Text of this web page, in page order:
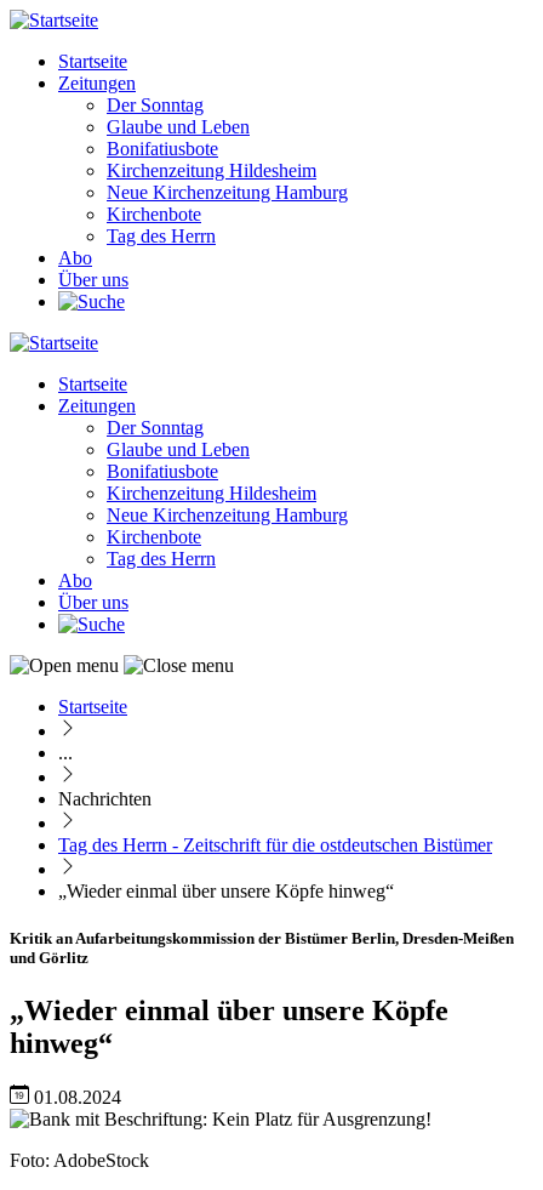
Direkt
Inhalt
Main
navigation
Startseite
Zeitungen
Der Sonntag
Glaube und Leben
Bonifatiusbote
Kirchenzeitung Hildesheim
Neue Kirchenzeitung Hamburg
Kirchenbote
Tag des Herrn
Abo
Über uns
Main
navigation
Startseite
Zeitungen
Der Sonntag
Glaube und Leben
Bonifatiusbote
Kirchenzeitung Hildesheim
Neue Kirchenzeitung Hamburg
Kirchenbote
Tag des Herrn
Abo
Über uns
Pfadnavigation
Startseite
...
Nachrichten
Tag des Herrn - Zeitschrift für die ostdeutschen Bistümer
„Wieder einmal über unsere Köpfe hinweg“
Kritik an Aufarbeitungskommission der Bistümer Berlin, Dresden-Meißen
und Görlitz
„Wieder einmal über unsere Köpfe
hinweg“
01.08.2024
Image
Nachweis
Foto: AdobeStock